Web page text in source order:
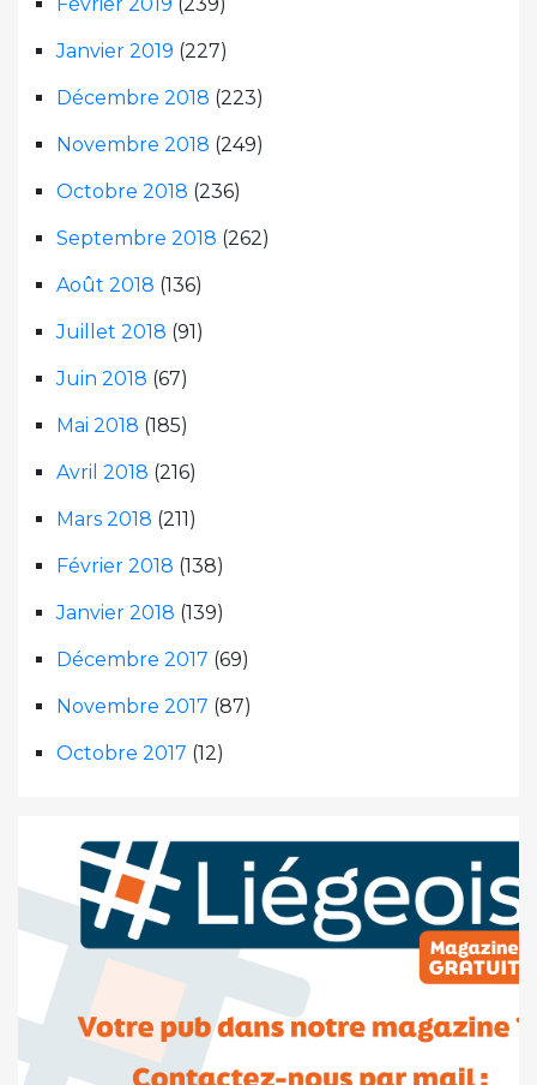
Janvier 2019 (227)
Décembre 2018 (223)
Novembre 2018 (249)
Octobre 2018 (236)
Septembre 2018 (262)
Août 2018 (136)
Juillet 2018 (91)
Juin 2018 (67)
Mai 2018 (185)
Avril 2018 (216)
Mars 2018 (211)
Février 2018 (138)
Janvier 2018 (139)
Décembre 2017 (69)
Novembre 2017 (87)
Octobre 2017 (12)